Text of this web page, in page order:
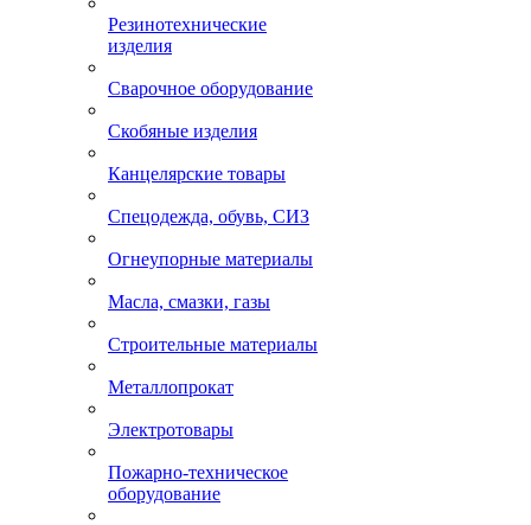
Резинотехнические
изделия
Сварочное оборудование
Скобяные изделия
Канцелярские товары
Спецодежда, обувь, СИЗ
Огнеупорные материалы
Масла, смазки, газы
Строительные материалы
Металлопрокат
Электротовары
Пожарно-техническое
оборудование